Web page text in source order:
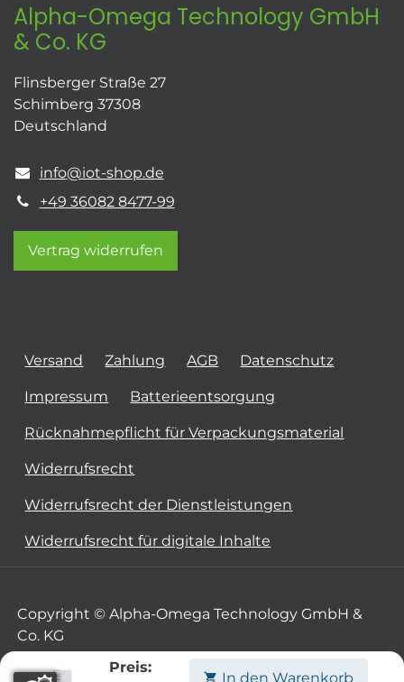
Preis:
In den Warenkorb
Alpha-Omega Technology GmbH
& Co. KG
Flinsberger Straße 27
Schimberg 37308
Deutschland
info@iot-shop.de
+49 36082 8477-99
Vertrag widerrufen
Versand Zahlung AGB Datenschutz
Impressum Batterieentsorgung
Rücknahmepflicht für Verpackungsmaterial
Widerrufsrecht
Widerrufsrecht der Dienstleistungen
Widerrufsrecht für digitale Inhalte
Copyright © Alpha-Omega Technology GmbH &
Co. KG